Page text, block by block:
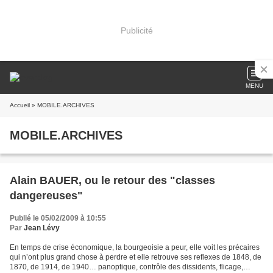
Publicité
MENU
Accueil » MOBILE.ARCHIVES
MOBILE.ARCHIVES
Alain BAUER, ou le retour des "classes
dangereuses"
Publié le 05/02/2009 à 10:55
Par Jean Lévy
En temps de crise économique, la bourgeoisie a peur, elle voit les précaires
qui n’ont plus grand chose à perdre et elle retrouve ses reflexes de 1848, de
1870, de 1914, de 1940… panoptique, contrôle des dissidents, flicage,